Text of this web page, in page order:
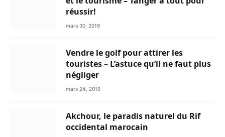
réussir!
mars 30, 2019
Vendre le golf pour attirer les
touristes – L’astuce qu’il ne faut plus
négliger
mars 24, 2019
Akchour, le paradis naturel du Rif
occidental marocain